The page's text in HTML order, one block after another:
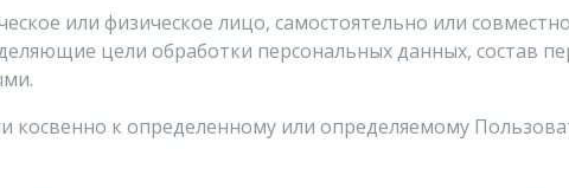
или физическое лицо, самостоятельно или
цели обработки персональных данных, состав
к определенному или определяемому